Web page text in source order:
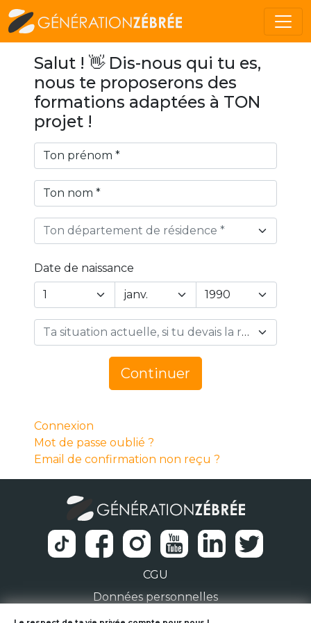
Salut ! 👋 Dis-nous qui tu es,
nous te proposerons des
formations adaptées à TON
projet !
Ton département de résidence *
Date de naissance
Year
Day
Ta situation actuelle, si tu devais la résumer en 1 mot… *
Continuer
Connexion
Mot de passe oublié ?
Email de confirmation non reçu ?
CGU
Données personnelles